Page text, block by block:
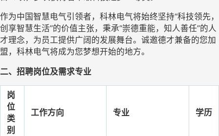
作为中国智慧电气引领者，科林电气将始终坚持“科技领先，
创享智慧生活”的价值主张，秉承“崇德重能，知人善任”的人
才理念，为员工提供广阔的发展舞台。诚邀德才兼备的您加
盟，科林电气将成为您梦想开始的地方。
二、招聘岗位及需求专业
岗
位
类
别
工作方向 专业 学历